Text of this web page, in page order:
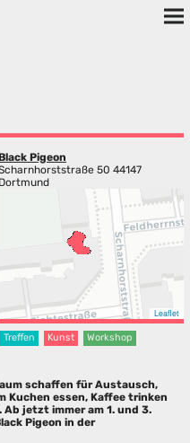
Pigeon
50 44147
Dortmund
Leaflet
Treffen Kunst Workshop
schaffen für Austausch,
Kuchen essen, Kaffee trinken
jetzt immer am 1. und 3.
Pigeon in der